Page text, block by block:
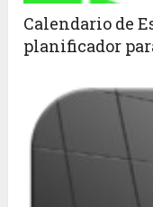
Calendario de
planificador